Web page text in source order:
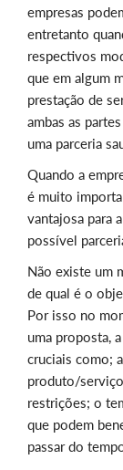
empresas
entretanto
respectivos
que em algum
prestação de
ambas as
uma parceria
Quando a
é muito
vantajosa para
possível
Não existe um
de qual é o
Por isso no
uma proposta,
cruciais como;
produto/
restrições; o
que podem
passar do